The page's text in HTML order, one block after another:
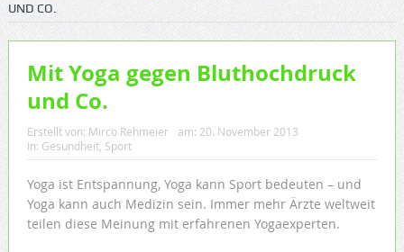
UND CO.
Mit Yoga gegen Bluthochdruck
und Co.
Erstellt von: Mirco Rehmeier am: 20. November 2013
In: Gesundheit, Sport
Yoga ist Entspannung, Yoga kann Sport bedeuten – und
Yoga kann auch Medizin sein. Immer mehr Ärzte weltweit
teilen diese Meinung mit erfahrenen Yogaexperten.